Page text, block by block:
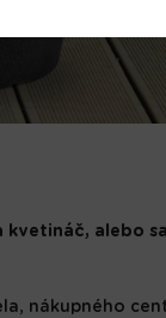
kvetináč, alebo
nákupného